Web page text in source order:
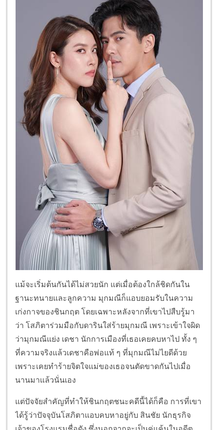
แม้จะเริ่มต้นกันได้ไม่สวยนัก แต่เมื่อต้องใกล้ชิดกันใน
ฐานะทนายและลูกความ มุกมณีก็แอบยอมรับในความ
เก่งกาจของชินกฤต โดยเฉพาะหลังจากที่เขาไปสืบรู้มา
ว่า โสภิตาร่วมมือกับดารินใส่ร้ายมุกมณี เพราะเข้าใจผิด
ว่ามุกมณีแย่ง เดชา นักการเมืองที่เธอเคยคบหาไป ทั้ง ๆ
ที่ความจริงแล้วเดชาคือพ่อแท้ ๆ ที่มุกมณีไม่ไยดีด้วย
เพราะเคยทำร้ายจิตใจแม่ของเธอจนตัดขาดกันไปเมื่อ
นานมาแล้วนั่นเอง
แต่ปัจจัยสำคัญที่ทำให้ชินกฤตชนะคดีนี้ได้ก็คือ การที่เขา
ได้รู้ว่าปัจจุบันโสภิตาแอบคบหาอยู่กับ สินชัย นักธุรกิจ